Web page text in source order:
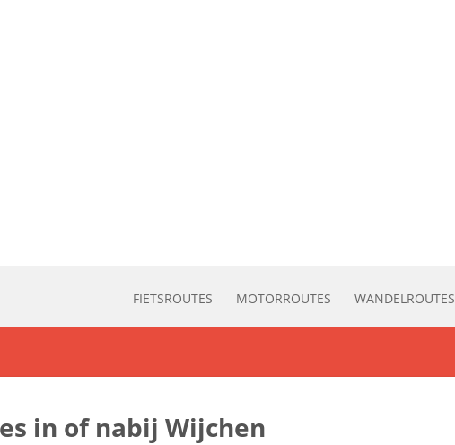
FIETSROUTES MOTORROUTES WANDELROUTES
in of nabij Wijchen